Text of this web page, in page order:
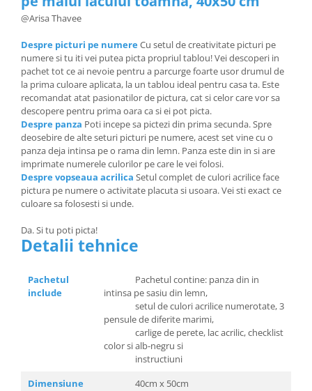
@Arisa Thavee
Despre picturi pe numereCu setul de creativitate picturi pe
numere si tu iti vei putea picta propriul tablou! Vei descoperi in
pachet tot ce ai nevoie pentru a parcurge foarte usor drumul de
la prima culoare aplicata, la un tablou ideal pentru casa ta. Este
recomandat atat pasionatilor de pictura, cat si celor care vor sa
descopere pentru prima oara ca si ei pot picta.
Despre panza Poti incepe sa pictezi din prima secunda. Spre
deosebire de alte seturi picturi pe numere, acest set vine cu o
panza deja intinsa pe o rama din lemn. Panza este din in si are
imprimate numerele culorilor pe care le vei folosi.
Despre vopseaua acrilica Setul complet de culori acrilice face
pictura pe numere o activitate placuta si usoara. Vei sti exact ce
culoare sa folosesti si unde.
Da. Si tu poti picta!
Detalii tehnice
Pachetul
include
Pachetul contine: panza din in
intinsa pe sasiu din lemn,
setul de culori acrilice numerotate, 3
pensule de diferite marimi,
carlige de perete, lac acrilic, checklist
color si alb-negru si
instructiuni
Dimensiune
40cm x 50cm